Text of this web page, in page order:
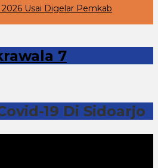
Usai Digelar Pemkab
7
19 Di Sidoarjo